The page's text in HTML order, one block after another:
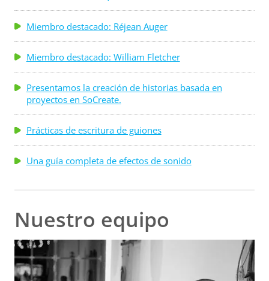
Miembro destacado: Réjean Auger
Miembro destacado: William Fletcher
Presentamos la creación de historias basada en
proyectos en SoCreate.
Prácticas de escritura de guiones
Una guía completa de efectos de sonido
Nuestro equipo